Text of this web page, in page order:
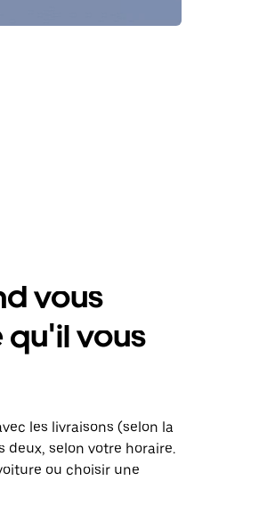
vous
qu'il vous
les livraisons (selon la
deux, selon votre horaire.
ou choisir une